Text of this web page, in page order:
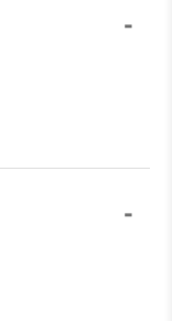
-
-